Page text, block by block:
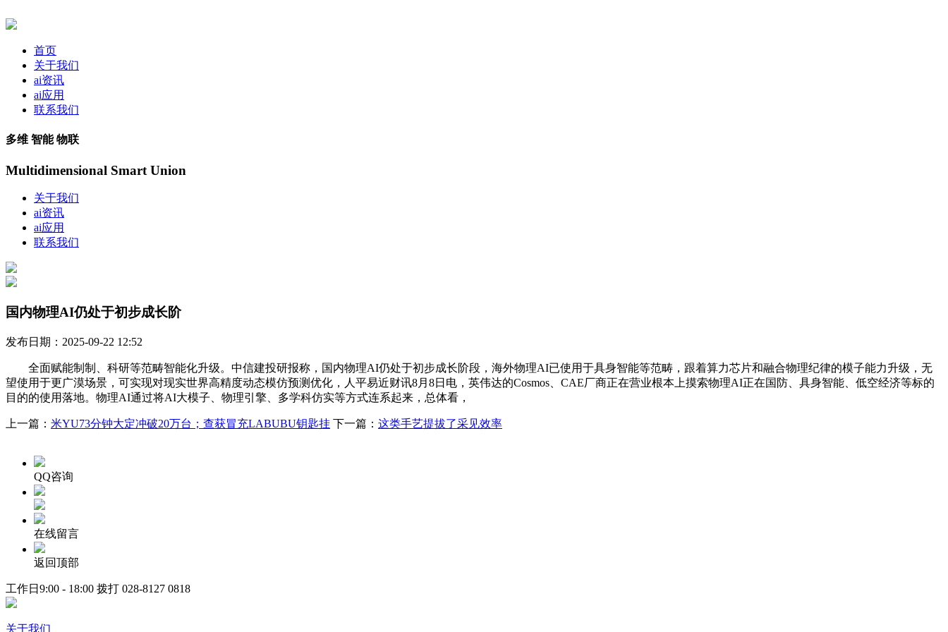
首页
关于我们
ai资讯
ai应用
联系我们
多维 智能 物联
Multidimensional Smart Union
关于我们
ai资讯
ai应用
联系我们
国内物理AI仍处于初步成长阶
发布日期：2025-09-22 12:52
全面赋能制制、科研等范畴智能化升级。中信建投研报称，国内物理AI仍处于初步成长阶段，海外物理AI已使用于具身智能等范畴，跟着算力芯片和融合物理纪律的模子能力升级，无
望使用于更广漠场景，可实现对现实世界高精度动态模仿预测优化，人平易近财讯8月8日电，英伟达的Cosmos、CAE厂商正在营业根本上摸索物理AI正在国防、具身智能、低空经济等标的
目的的使用落地。物理AI通过将AI大模子、物理引擎、多学科仿实等方式连系起来，总体看，
上一篇： 米YU73分钟大定冲破20万台；查获冒充LABUBU钥匙挂 下一篇： 这类手艺提拔了采见效率
QQ咨询
在线留言
返回顶部
工作日9:00 - 18:00 拨打 028-8127 0818
关于我们